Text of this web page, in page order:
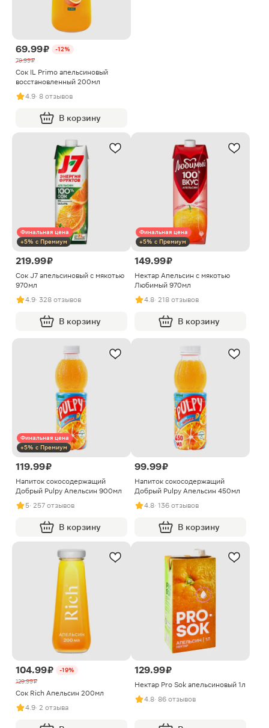
69.99 ₽
-12%
79.99 ₽
Сок IL Primo апельсиновый
восстановленный 200мл
4.9· 8 отзывов
В корзину
Финальная цена
+5% с Премиум
219.99 ₽
Сок J7 апельсиновый с мякотью
970мл
4.9· 328 отзывов
В корзину
Финальная цена
+5% с Премиум
149.99 ₽
Нектар Апельсин с мякотью
Любимый 970мл
4.8· 218 отзывов
В корзину
Финальная цена
+5% с Премиум
119.99 ₽
Напиток сокосодержащий
Добрый Pulpy Апельсин 900мл
5· 257 отзывов
В корзину
99.99 ₽
Напиток сокосодержащий
Добрый Pulpy Апельсин 450мл
4.8· 136 отзывов
В корзину
104.99 ₽
-19%
129.99 ₽
Сок Rich Апельсин 200мл
4.9· 2 отзыва
129.99 ₽
Нектар Pro Sok апельсиновый 1л
4.8· 86 отзывов